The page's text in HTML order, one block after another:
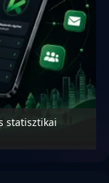
statisztikai